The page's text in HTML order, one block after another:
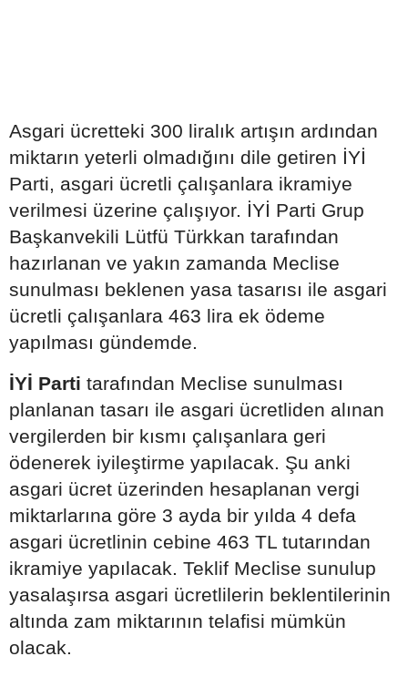
Asgari ücretteki 300 liralık artışın ardından
miktarın yeterli olmadığını dile getiren İYİ
Parti, asgari ücretli çalışanlara ikramiye
verilmesi üzerine çalışıyor. İYİ Parti Grup
Başkanvekili Lütfü Türkkan tarafından
hazırlanan ve yakın zamanda Meclise
sunulması beklenen yasa tasarısı ile asgari
ücretli çalışanlara 463 lira ek ödeme
yapılması gündemde.
İYİ Parti tarafından Meclise sunulması
planlanan tasarı ile asgari ücretliden alınan
vergilerden bir kısmı çalışanlara geri
ödenerek iyileştirme yapılacak. Şu anki
asgari ücret üzerinden hesaplanan vergi
miktarlarına göre 3 ayda bir yılda 4 defa
asgari ücretlinin cebine 463 TL tutarından
ikramiye yapılacak. Teklif Meclise sunulup
yasalaşırsa asgari ücretlilerin beklentilerinin
altında zam miktarının telafisi mümkün
olacak.